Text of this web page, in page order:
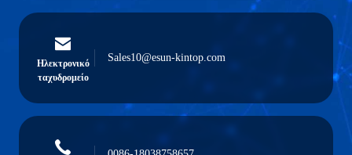
Ηλεκτρονικό
ταχυδρομείο
Sales10@esun-kintop.com